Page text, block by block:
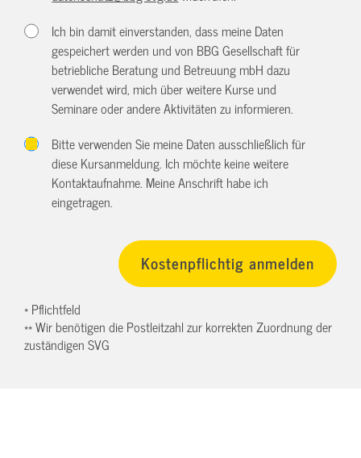
Ich bin damit einverstanden, dass meine Daten
gespeichert werden und von BBG Gesellschaft für
betriebliche Beratung und Betreuung mbH dazu
verwendet wird, mich über weitere Kurse und
Seminare oder andere Aktivitäten zu informieren.
Bitte verwenden Sie meine Daten ausschließlich für
diese Kursanmeldung. Ich möchte keine weitere
Kontaktaufnahme. Meine Anschrift habe ich
eingetragen.
* Pflichtfeld
** Wir benötigen die Postleitzahl zur korrekten Zuordnung der
zuständigen SVG